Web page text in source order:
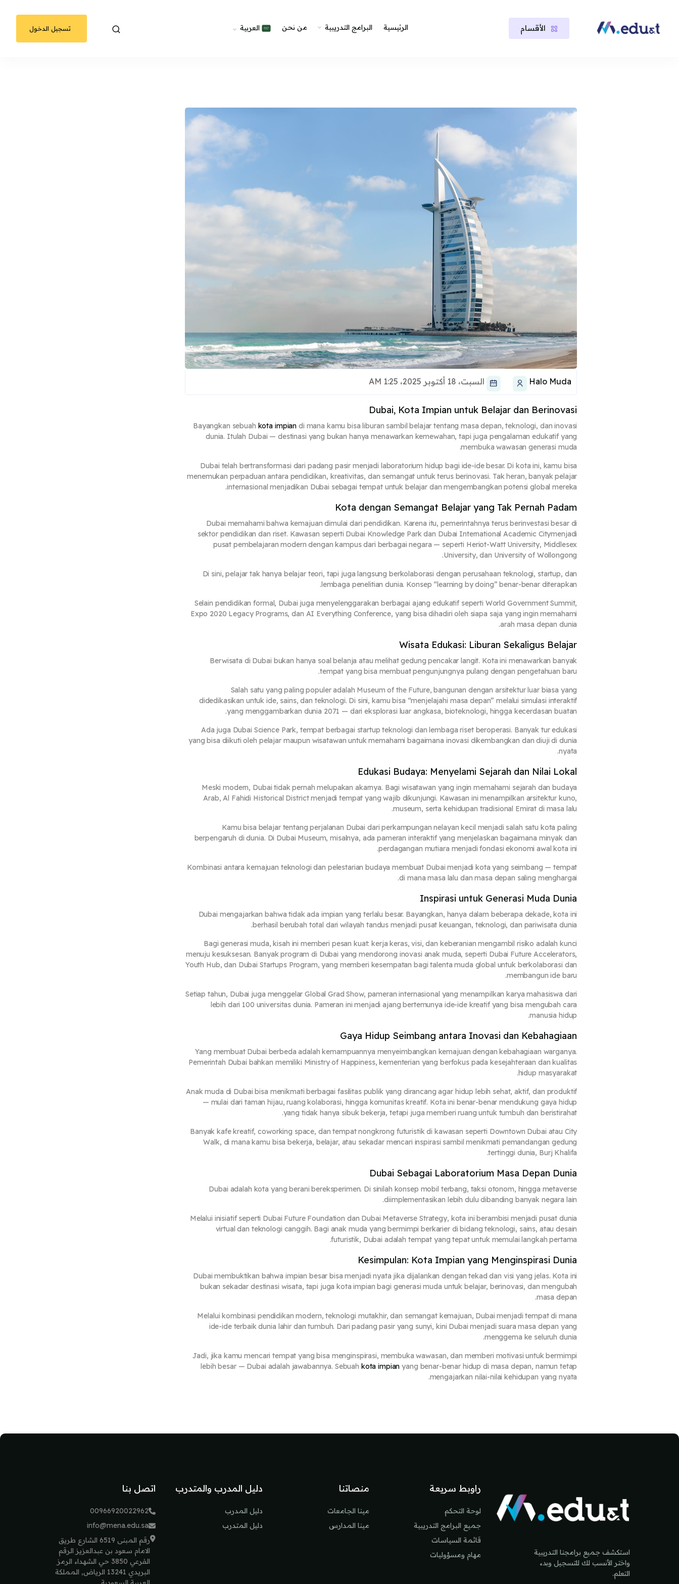
الأقسام الرئيسية البرامج التدريبية من نحن العربية تسجيل الدخول
Halo Muda السبت، 18 أكتوبر 2025، 1:25 AM
Dubai, Kota Impian untuk Belajar dan Berinovasi
Bayangkan sebuah kota impian di mana kamu bisa liburan sambil belajar tentang masa depan, teknologi, dan inovasi
dunia. Itulah Dubai — destinasi yang bukan hanya menawarkan kemewahan, tapi juga pengalaman edukatif yang
membuka wawasan generasi muda.
Dubai telah bertransformasi dari padang pasir menjadi laboratorium hidup bagi ide-ide besar. Di kota ini, kamu bisa
menemukan perpaduan antara pendidikan, kreativitas, dan semangat untuk terus berinovasi. Tak heran, banyak pelajar
internasional menjadikan Dubai sebagai tempat untuk belajar dan mengembangkan potensi global mereka.
Kota dengan Semangat Belajar yang Tak Pernah Padam
Dubai memahami bahwa kemajuan dimulai dari pendidikan. Karena itu, pemerintahnya terus berinvestasi besar di
sektor pendidikan dan riset. Kawasan seperti Dubai Knowledge Park dan Dubai International Academic Citymenjadi
pusat pembelajaran modern dengan kampus dari berbagai negara — seperti Heriot-Watt University, Middlesex
University, dan University of Wollongong.
Di sini, pelajar tak hanya belajar teori, tapi juga langsung berkolaborasi dengan perusahaan teknologi, startup, dan
lembaga penelitian dunia. Konsep “learning by doing” benar-benar diterapkan.
Selain pendidikan formal, Dubai juga menyelenggarakan berbagai ajang edukatif seperti World Government Summit,
Expo 2020 Legacy Programs, dan AI Everything Conference, yang bisa dihadiri oleh siapa saja yang ingin memahami
arah masa depan dunia.
Wisata Edukasi: Liburan Sekaligus Belajar
Berwisata di Dubai bukan hanya soal belanja atau melihat gedung pencakar langit. Kota ini menawarkan banyak
tempat yang bisa membuat pengunjungnya pulang dengan pengetahuan baru
.
Salah satu yang paling populer adalah Museum of the Future, bangunan dengan arsitektur luar biasa yang
didedikasikan untuk ide, sains, dan teknologi. Di sini, kamu bisa “menjelajahi masa depan” melalui simulasi interaktif
yang menggambarkan dunia 2071 — dari eksplorasi luar angkasa, bioteknologi, hingga kecerdasan buatan.
Ada juga Dubai Science Park, tempat berbagai startup teknologi dan lembaga riset beroperasi. Banyak tur edukasi
yang bisa diikuti oleh pelajar maupun wisatawan untuk memahami bagaimana inovasi dikembangkan dan diuji di dunia
nyata.
Edukasi Budaya: Menyelami Sejarah dan Nilai Lokal
Meski modern, Dubai tidak pernah melupakan akarnya. Bagi wisatawan yang ingin memahami sejarah dan budaya
Arab,Al Fahidi Historical Districtmenjadi tempat yang wajib dikunjungi. Kawasan ini menampilkan arsitektur kuno,
museum, serta kehidupan tradisional Emirat di masa lalu.
Kamu bisa belajar tentang perjalanan Dubai dari perkampungan nelayan kecil menjadi salah satu kota paling
berpengaruh di dunia. Di Dubai Museum, misalnya, ada pameran interaktif yang menjelaskan bagaimana minyak dan
perdagangan mutiara menjadi fondasi ekonomi awal kota ini.
Kombinasi antara kemajuan teknologi dan pelestarian budaya membuat Dubai menjadi kota yang seimbang — tempat
di mana masa lalu dan masa depan saling menghargai.
Inspirasi untuk Generasi Muda Dunia
Dubai mengajarkan bahwa tidak ada impian yang terlalu besar. Bayangkan, hanya dalam beberapa dekade, kota ini
berhasil berubah total dari wilayah tandus menjadi pusat keuangan, teknologi, dan pariwisata dunia.
Bagi generasi muda, kisah ini memberi pesan kuat: kerja keras, visi, dan keberanian mengambil risiko adalah kunci
menuju kesuksesan. Banyak program di Dubai yang mendorong inovasi anak muda, seperti Dubai Future Accelerators,
Youth Hub, dan Dubai Startups Program, yang memberi kesempatan bagi talenta muda global untuk berkolaborasi dan
membangun ide baru.
Setiap tahun, Dubai juga menggelar Global Grad Show, pameran internasional yang menampilkan karya mahasiswa dari
lebih dari 100 universitas dunia. Pameran ini menjadi ajang bertemunya ide-ide kreatif yang bisa mengubah cara
manusia hidup.
Gaya Hidup Seimbang antara Inovasi dan Kebahagiaan
Yang membuat Dubai berbeda adalah kemampuannya menyeimbangkan kemajuan dengan kebahagiaan warganya.
Pemerintah Dubai bahkan memiliki Ministry of Happiness, kementerian yang berfokus pada kesejahteraan dan kualitas
hidup masyarakat.
Anak muda di Dubai bisa menikmati berbagai fasilitas publik yang dirancang agar hidup lebih sehat, aktif, dan produktif
— mulai dari taman hijau, ruang kolaborasi, hingga komunitas kreatif. Kota ini benar-benar mendukung gaya hidup
yang tidak hanya sibuk bekerja, tetapi juga memberi ruang untuk tumbuh dan beristirahat.
Banyak kafe kreatif, coworking space, dan tempat nongkrong futuristik di kawasan seperti Downtown Dubai atau City
Walk, di mana kamu bisa bekerja, belajar, atau sekadar mencari inspirasi sambil menikmati pemandangan gedung
tertinggi dunia, Burj Khalifa.
Dubai Sebagai Laboratorium Masa Depan Dunia
Dubai adalah kota yang berani bereksperimen. Di sinilah konsep mobil terbang, taksi otonom, hingga metaverse
diimplementasikan lebih dulu dibanding banyak negara lain.
Melalui inisiatif seperti Dubai Future Foundation dan Dubai Metaverse Strategy, kota ini berambisi menjadi pusat dunia
virtual dan teknologi canggih. Bagi anak muda yang bermimpi berkarier di bidang teknologi, sains, atau desain
futuristik, Dubai adalah tempat yang tepat untuk memulai langkah pertama.
Kesimpulan: Kota Impian yang Menginspirasi Dunia
Dubai membuktikan bahwa impian besar bisa menjadi nyata jika dijalankan dengan tekad dan visi yang jelas. Kota ini
bukan sekadar destinasi wisata, tapi juga kota impian bagi generasi muda untuk belajar, berinovasi, dan mengubah
masa depan.
Melalui kombinasi pendidikan modern, teknologi mutakhir, dan semangat kemajuan, Dubai menjadi tempat di mana
ide-ide terbaik dunia lahir dan tumbuh. Dari padang pasir yang sunyi, kini Dubai menjadi suara masa depan yang
menggema ke seluruh dunia.
Jadi, jika kamu mencari tempat yang bisa menginspirasi, membuka wawasan, dan memberi motivasi untuk bermimpi
lebih besar — Dubai adalah jawabannya. Sebuah kota impian yang benar-benar hidup di masa depan, namun tetap
mengajarkan nilai-nilai kehidupan yang nyata.
الكتل
استكشف جميع برامجنا التدريبية
واختر الأنسب لك للتسجيل وبدء
التعلم.
راوبط سريعة
لوحة التحكم
جميع البرامج التدريبية
قائمة السياسات
مهام ومسؤوليات
منصاتنا
مينا الجامعات
مينا المدارس
دليل المدرب والمتدرب
دليل المدرب
دليل المتدرب
اتصل بنا
00966920022962
info@mena.edu.sa
رقم المبنى 6519 الشارع طريق
الامام سعود بن عبدالعزيز الرقم
الفرعي 3850 حي الشهداء الرمز
البريدي 13241 الرياض, المملكة